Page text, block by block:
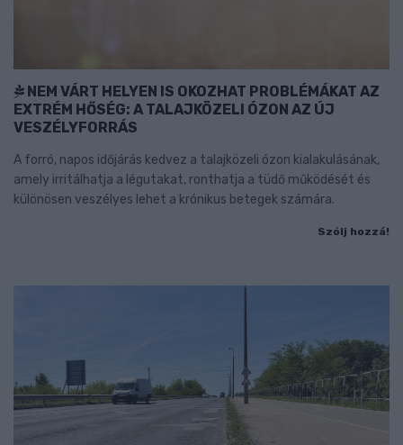
NEM VÁRT HELYEN IS OKOZHAT PROBLÉMÁKAT AZ
EXTRÉM HŐSÉG: A TALAJKÖZELI ÓZON AZ ÚJ
VESZÉLYFORRÁS
A forró, napos időjárás kedvez a talajközeli ózon kialakulásának,
amely irritálhatja a légutakat, ronthatja a tüdő működését és
különösen veszélyes lehet a krónikus betegek számára.
Szólj hozzá!